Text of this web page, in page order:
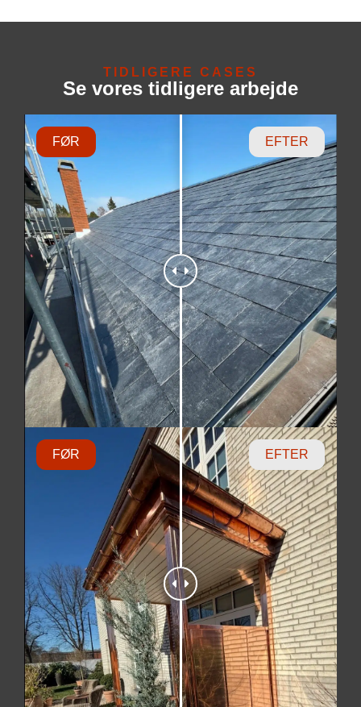
TIDLIGERE CASES
Se vores tidligere arbejde
FØR EFTER
FØR EFTER